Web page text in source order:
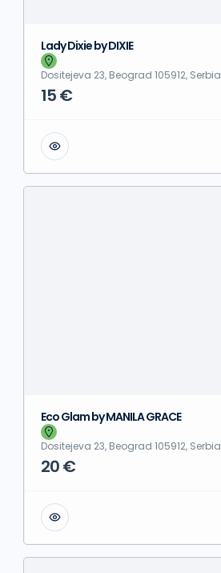
Lady Dixie by DIXIE
Dositejeva 23, Beograd 105912, Serbia
15 €
Eco Glam by MANILA GRACE
Dositejeva 23, Beograd 105912, Serbia
20 €